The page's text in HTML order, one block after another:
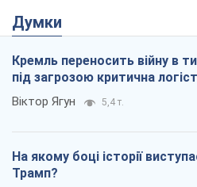
Думки
Кремль переносить війну в
під загрозою критична
Віктор Ягун 5,4 т.
На якому боці історії
Трамп?